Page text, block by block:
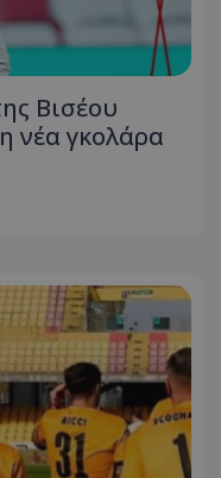
Βισέου
νέα γκολάρα